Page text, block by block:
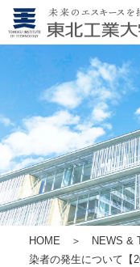
HOME ＞ NEWS &
染者の発生について【